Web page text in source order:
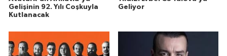
Gelişinin 92. Yılı Coşkuyla
Kutlanacak
Geliyor